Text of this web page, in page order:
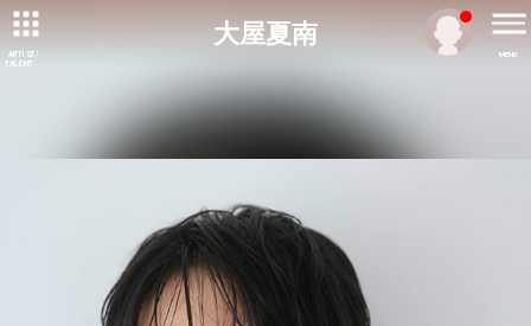
ARTIST/
TALENT
MENU
大屋夏南